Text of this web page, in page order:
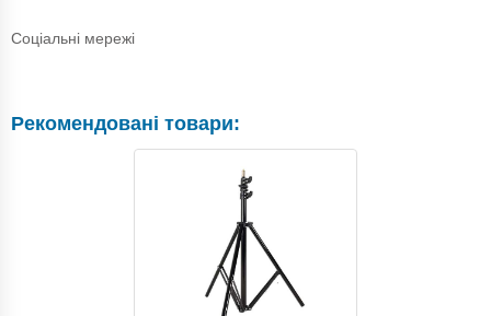
Соціальні мережі
Рекомендовані товари: